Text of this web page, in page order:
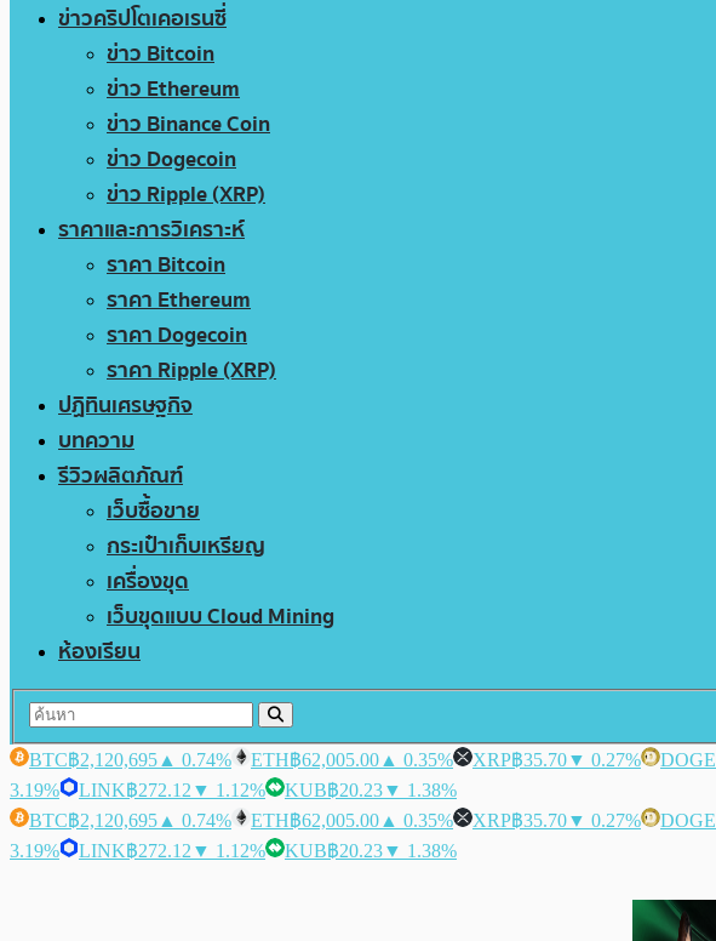
ข่าวคริปโตเคอเรนซี่
ข่าว Bitcoin
ข่าว Ethereum
ข่าว Binance Coin
ข่าว Dogecoin
ข่าว Ripple (XRP)
ราคาและการวิเคราะห์
ราคา Bitcoin
ราคา Ethereum
ราคา Dogecoin
ราคา Ripple (XRP)
ปฏิทินเศรษฐกิจ
บทความ
รีวิวผลิตภัณฑ์
เว็บซื้อขาย
กระเป๋าเก็บเหรียญ
เครื่องขุด
เว็บขุดแบบ Cloud Mining
ห้องเรียน
BTC฿2,120,695 ▲ 0.74% ETH฿62,005.00 ▲ 0.35% XRP฿35.70▼ 0.27% DOGE
3.19%
LINK฿272.12 ▼ 1.12% KUB฿20.23▼ 1.38%
BTC฿2,120,695 ▲ 0.74% ETH฿62,005.00 ▲ 0.35% XRP฿35.70▼ 0.27% DOGE
3.19%
LINK฿272.12 ▼ 1.12% KUB฿20.23▼ 1.38%